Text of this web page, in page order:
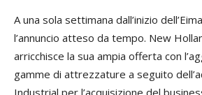
A una sola settimana dall’inizio
l’annuncio atteso da tempo. New
arricchisce la sua ampia offerta con
gamme di attrezzature a seguito